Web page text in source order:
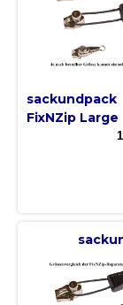
sackundpack
FixNZip Large